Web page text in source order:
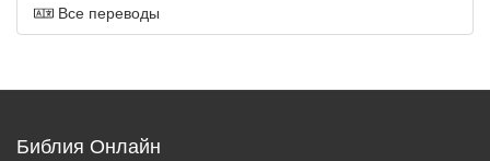
Все переводы
Библия Онлайн